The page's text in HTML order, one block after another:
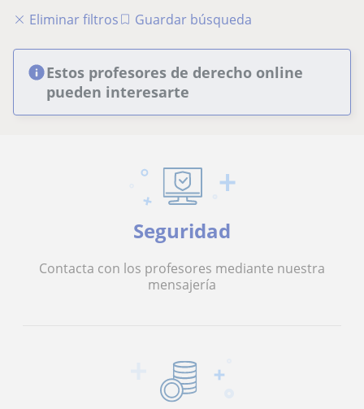
Eliminar filtros
Guardar búsqueda
Estos profesores de derecho online
pueden interesarte
Seguridad
Contacta con los profesores mediante nuestra
mensajería